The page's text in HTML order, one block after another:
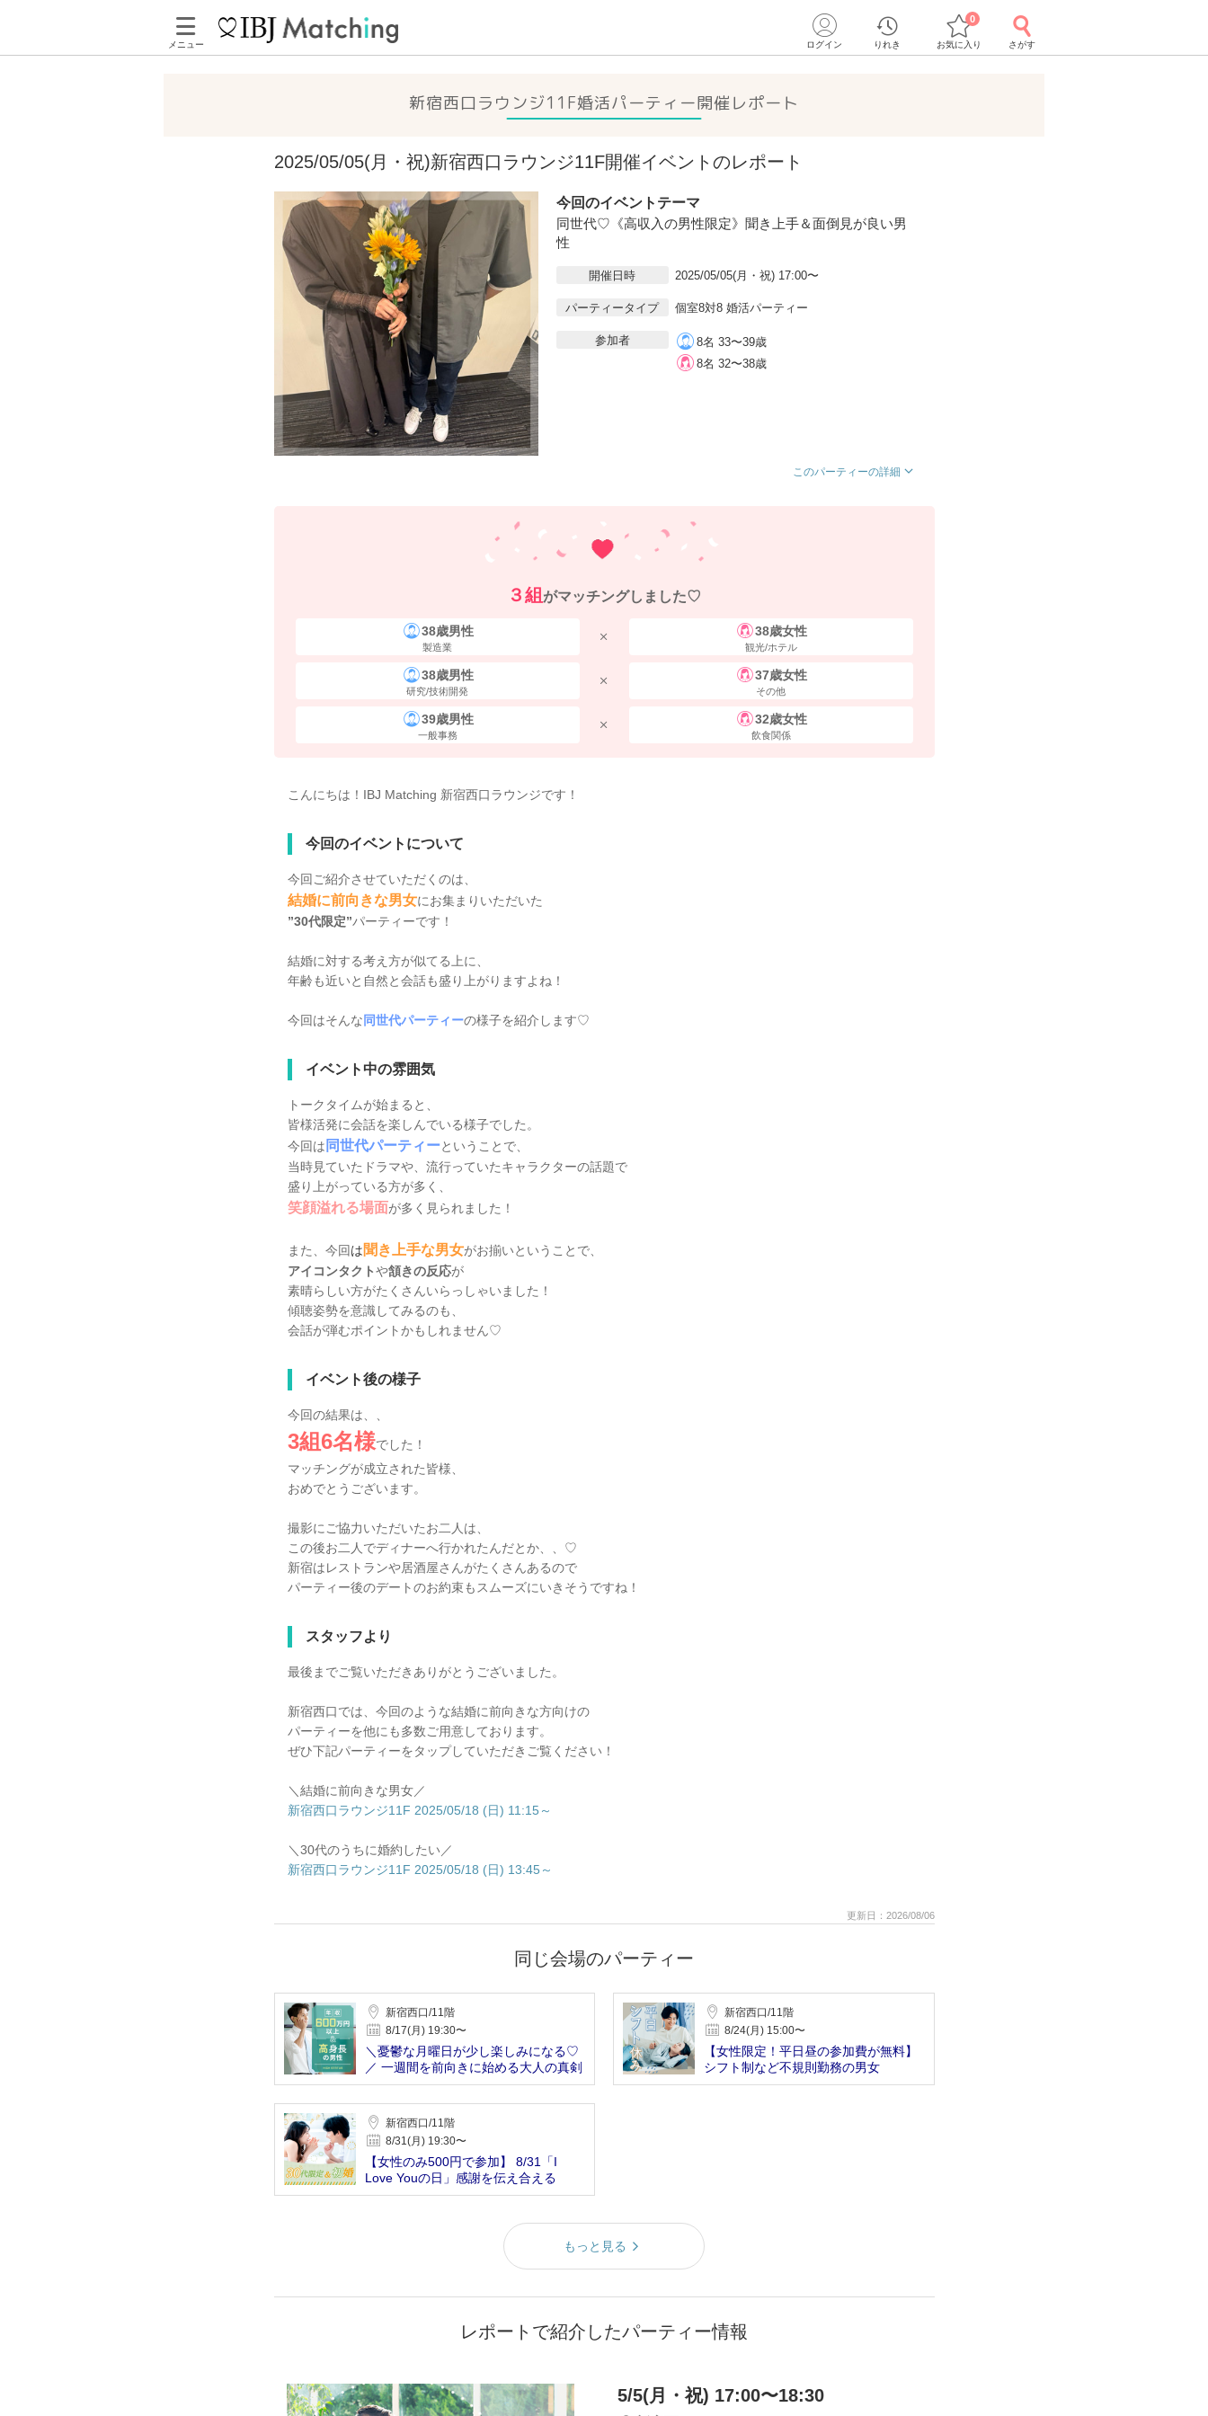
メニュー ログイン りれき お気に入り
0
さがす
新宿西口ラウンジ11F婚活パーティー開催レポート
2025/05/05(月・祝)新宿西口ラウンジ11F開催イベントのレポート
今回のイベントテーマ
同世代♡《高収入の男性限定》聞き上手＆面倒見が良い男
性
開催日時 2025/05/05(月・祝) 17:00〜
パーティータイプ 個室8対8 婚活パーティー
参加者
8名 33〜39歳
8名 32〜38歳
このパーティーの詳細
３組 がマッチングしました♡
38歳男性
製造業
38歳女性
観光/ホテル
38歳男性
研究/技術開発
37歳女性
その他
39歳男性
一般事務
32歳女性
飲食関係
こんにちは！IBJ Matching 新宿西口ラウンジです！
今回のイベントについて
今回ご紹介させていただくのは、
結婚に前向きな男女にお集まりいただいた
”30代限定”パーティーです！
結婚に対する考え方が似てる上に、
年齢も近いと自然と会話も盛り上がりますよね！
今回はそんな同世代パーティーの様子を紹介します♡
イベント中の雰囲気
トークタイムが始まると、
皆様活発に会話を楽しんでいる様子でした。
今回は 同世代パーティーということで、
当時見ていたドラマや、流行っていたキャラクターの話題で
盛り上がっている方が多く、
笑顔溢れる場面が多く見られました！
また、今回は聞き上手な男女がお揃いということで、
アイコンタクトや頷きの反応が
素晴らしい方がたくさんいらっしゃいました！
傾聴姿勢を意識してみるのも、
会話が弾むポイントかもしれません♡
イベント後の様子
今回の結果は、、
3組6名様でした！
マッチングが成立された皆様、
おめでとうございます。
撮影にご協力いただいたお二人は、
この後お二人でディナーへ行かれたんだとか、、♡
新宿はレストランや居酒屋さんがたくさんあるので
パーティー後のデートのお約束もスムーズにいきそうですね！
スタッフより
最後までご覧いただきありがとうございました。
新宿西口では、今回のような結婚に前向きな方向けの
パーティーを他にも多数ご用意しております。
ぜひ下記パーティーをタップしていただきご覧ください！
＼結婚に前向きな男女／
新宿西口ラウンジ11F 2025/05/18 (日) 11:15～
＼30代のうちに婚約したい／
新宿西口ラウンジ11F 2025/05/18 (日) 13:45～
更新日：2026/08/06
同じ会場のパーティー
新宿西口/11階
8/17(月) 19:30〜
＼憂鬱な月曜日が少し楽しみになる♡
／ 一週間を前向きに始める大人の真剣
恋活
新宿西口/11階
8/24(月) 15:00〜
【女性限定！平日昼の参加費が無料】
シフト制など不規則勤務の男女
新宿西口/11階
8/31(月) 19:30〜
【女性のみ500円で参加】 8/31「I
Love Youの日」感謝を伝え合える
もっと見る
レポートで紹介したパーティー情報
5/5(月・祝) 17:00〜18:30